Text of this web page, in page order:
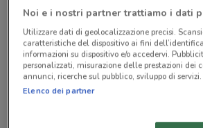
© MapTiler ©
Via Ignazio Giorgi, 19 Roma
1.1 km
CHIUSO
Noi e i nostri partner trattiamo i dati
Utilizzare dati di geolocalizzazione precisi.
caratteristiche del dispositivo ai fini
informazioni su dispositivo e/o accedervi.
personalizzati, misurazione delle prestazioni dei
annunci, ricerche sul pubblico, sviluppo di servizi.
Elenco dei partner